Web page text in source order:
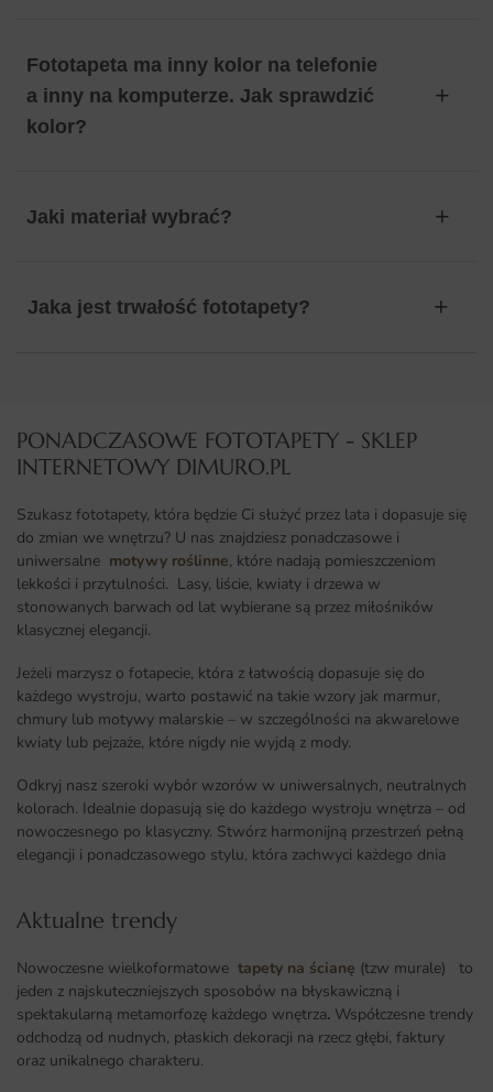
Fototapeta ma inny kolor na telefonie
a inny na komputerze. Jak sprawdzić
kolor?
Jaki materiał wybrać?
Jaka jest trwałość fototapety?
PONADCZASOWE FOTOTAPETY - SKLEP
INTERNETOWY DIMURO.PL​
Szukasz fototapety, która będzie Ci służyć przez lata i dopasuje się
do zmian we wnętrzu? U nas znajdziesz ponadczasowe i
uniwersalne motywy roślinne, które nadają pomieszczeniom
lekkości i przytulności. Lasy, liście, kwiaty i drzewa w
stonowanych barwach od lat wybierane są przez miłośników
klasycznej elegancji.
Jeżeli marzysz o fotapecie, która z łatwością dopasuje się do
każdego wystroju, warto postawić na takie wzory jak marmur,
chmury lub motywy malarskie – w szczególności na akwarelowe
kwiaty lub pejzaże, które nigdy nie wyjdą z mody.
Odkryj nasz szeroki wybór wzorów w uniwersalnych, neutralnych
kolorach. Idealnie dopasują się do każdego wystroju wnętrza – od
nowoczesnego po klasyczny. Stwórz harmonijną przestrzeń pełną
elegancji i ponadczasowego stylu, która zachwyci każdego dnia
Aktualne trendy​
Nowoczesne wielkoformatowe tapety na ścianę (tzw murale) to
jeden z najskuteczniejszych sposobów na błyskawiczną i
spektakularną metamorfozę każdego wnętrza. Współczesne trendy
odchodzą od nudnych, płaskich dekoracji na rzecz głębi, faktury
oraz unikalnego charakteru.